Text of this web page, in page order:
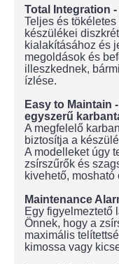
Total Integration
Teljes és
készülékei
kialakításához és
megoldások és
illeszkednek,
ízlése.
Easy to Maintain
egyszerű
A megfelelő
biztosítja a
A modelleket úgy
zsírszűrők és
kivehető, mosható
Maintenance
Egy figyelmeztető
Önnek, hogy a
maximális
kimossa vagy